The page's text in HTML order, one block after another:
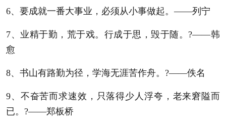
6、要成就一番大事业，必须从小事做起。——列宁
7、业精于勤，荒于戏。行成于思，毁于随。?——韩
愈
8、书山有路勤为径，学海无涯苦作舟。?——佚名
9、不奋苦而求速效，只落得少人浮夸，老来窘隘而
已。?——郑板桥